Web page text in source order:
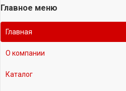
Главное меню
Главная
О компании
Каталог